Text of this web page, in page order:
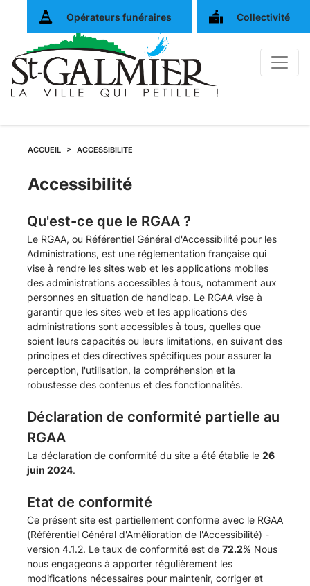
Opérateurs funéraires Collectivité
ACCUEIL ACCESSIBILITE
Accessibilité
Qu'est-ce que le RGAA ?
Le RGAA, ou Référentiel Général d'Accessibilité pour les
Administrations, est une réglementation française qui
vise à rendre les sites web et les applications mobiles
des administrations accessibles à tous, notamment aux
personnes en situation de handicap. Le RGAA vise à
garantir que les sites web et les applications des
administrations sont accessibles à tous, quelles que
soient leurs capacités ou leurs limitations, en suivant des
principes et des directives spécifiques pour assurer la
perception, l'utilisation, la compréhension et la
robustesse des contenus et des fonctionnalités.
Déclaration de conformité partielle au
RGAA
La déclaration de conformité du site a été établie le 26
juin 2024.
Etat de conformité
Ce présent site est partiellement conforme avec le RGAA
(Référentiel Général d'Amélioration de l'Accessibilité) -
version 4.1.2. Le taux de conformité est de 72.2% Nous
nous engageons à apporter régulièrement les
modifications nécessaires pour maintenir, corriger et